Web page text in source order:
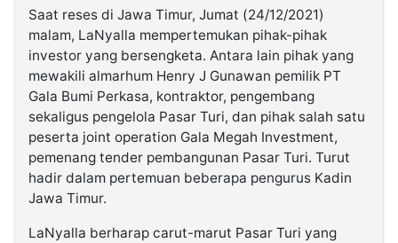
Saat reses di Jawa Timur, Jumat (24/12/2021)
malam, LaNyalla mempertemukan pihak-pihak
investor yang bersengketa. Antara lain pihak yang
mewakili almarhum Henry J Gunawan pemilik PT
Gala Bumi Perkasa, kontraktor, pengembang
sekaligus pengelola Pasar Turi, dan pihak salah satu
peserta joint operation Gala Megah Investment,
pemenang tender pembangunan Pasar Turi. Turut
hadir dalam pertemuan beberapa pengurus Kadin
Jawa Timur.
LaNyalla berharap carut-marut Pasar Turi yang